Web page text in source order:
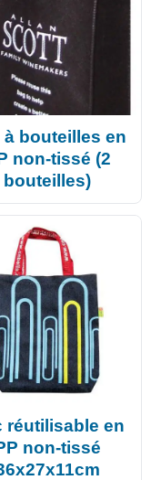
à bouteilles en
non-tissé (2
bouteilles)
réutilisable en
non-tissé